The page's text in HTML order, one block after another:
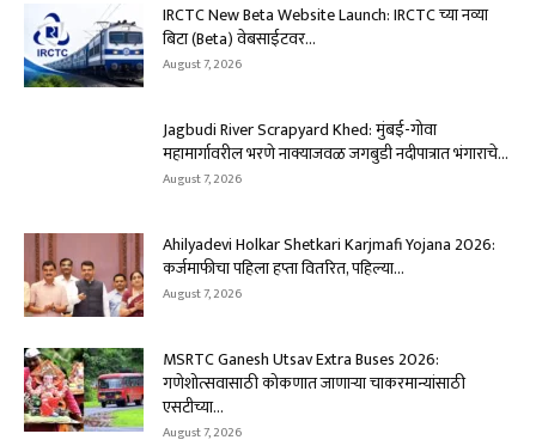
IRCTC New Beta Website Launch: IRCTC च्या नव्या
बिटा (Beta) वेबसाईटवर...
August 7, 2026
Jagbudi River Scrapyard Khed: मुंबई-गोवा
महामार्गावरील भरणे नाक्याजवळ जगबुडी नदीपात्रात भंगाराचे...
August 7, 2026
Ahilyadevi Holkar Shetkari Karjmafi Yojana 2026:
कर्जमाफीचा पहिला हप्ता वितरित, पहिल्या...
August 7, 2026
MSRTC Ganesh Utsav Extra Buses 2026:
गणेशोत्सवासाठी कोकणात जाणाऱ्या चाकरमान्यांसाठी
एसटीच्या...
August 7, 2026